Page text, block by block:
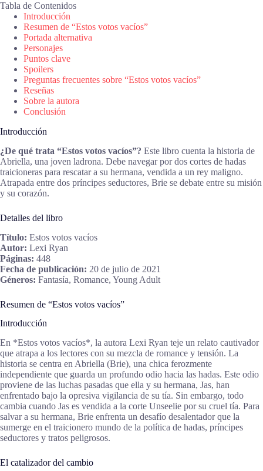
Tabla de Contenidos
Introducción
Resumen de “Estos votos vacíos”
Portada alternativa
Personajes
Puntos clave
Spoilers
Preguntas frecuentes sobre “Estos votos vacíos”
Reseñas
Sobre la autora
Conclusión
Introducción
¿De qué trata “Estos votos vacíos”? Este libro cuenta la historia de
Abriella, una joven ladrona. Debe navegar por dos cortes de hadas
traicioneras para rescatar a su hermana, vendida a un rey maligno.
Atrapada entre dos príncipes seductores, Brie se debate entre su misión
y su corazón.
Detalles del libro
Título: Estos votos vacíos
Autor: Lexi Ryan
Páginas: 448
Fecha de publicación: 20 de julio de 2021
Géneros: Fantasía, Romance, Young Adult
Resumen de “Estos votos vacíos”
Introducción
En *Estos votos vacíos*, la autora Lexi Ryan teje un relato cautivador
que atrapa a los lectores con su mezcla de romance y tensión. La
historia se centra en Abriella (Brie), una chica ferozmente
independiente que guarda un profundo odio hacia las hadas. Este odio
proviene de las luchas pasadas que ella y su hermana, Jas, han
enfrentado bajo la opresiva vigilancia de su tía. Sin embargo, todo
cambia cuando Jas es vendida a la corte Unseelie por su cruel tía. Para
salvar a su hermana, Brie enfrenta un desafío desalentador que la
sumerge en el traicionero mundo de la política de hadas, príncipes
seductores y tratos peligrosos.
El catalizador del cambio